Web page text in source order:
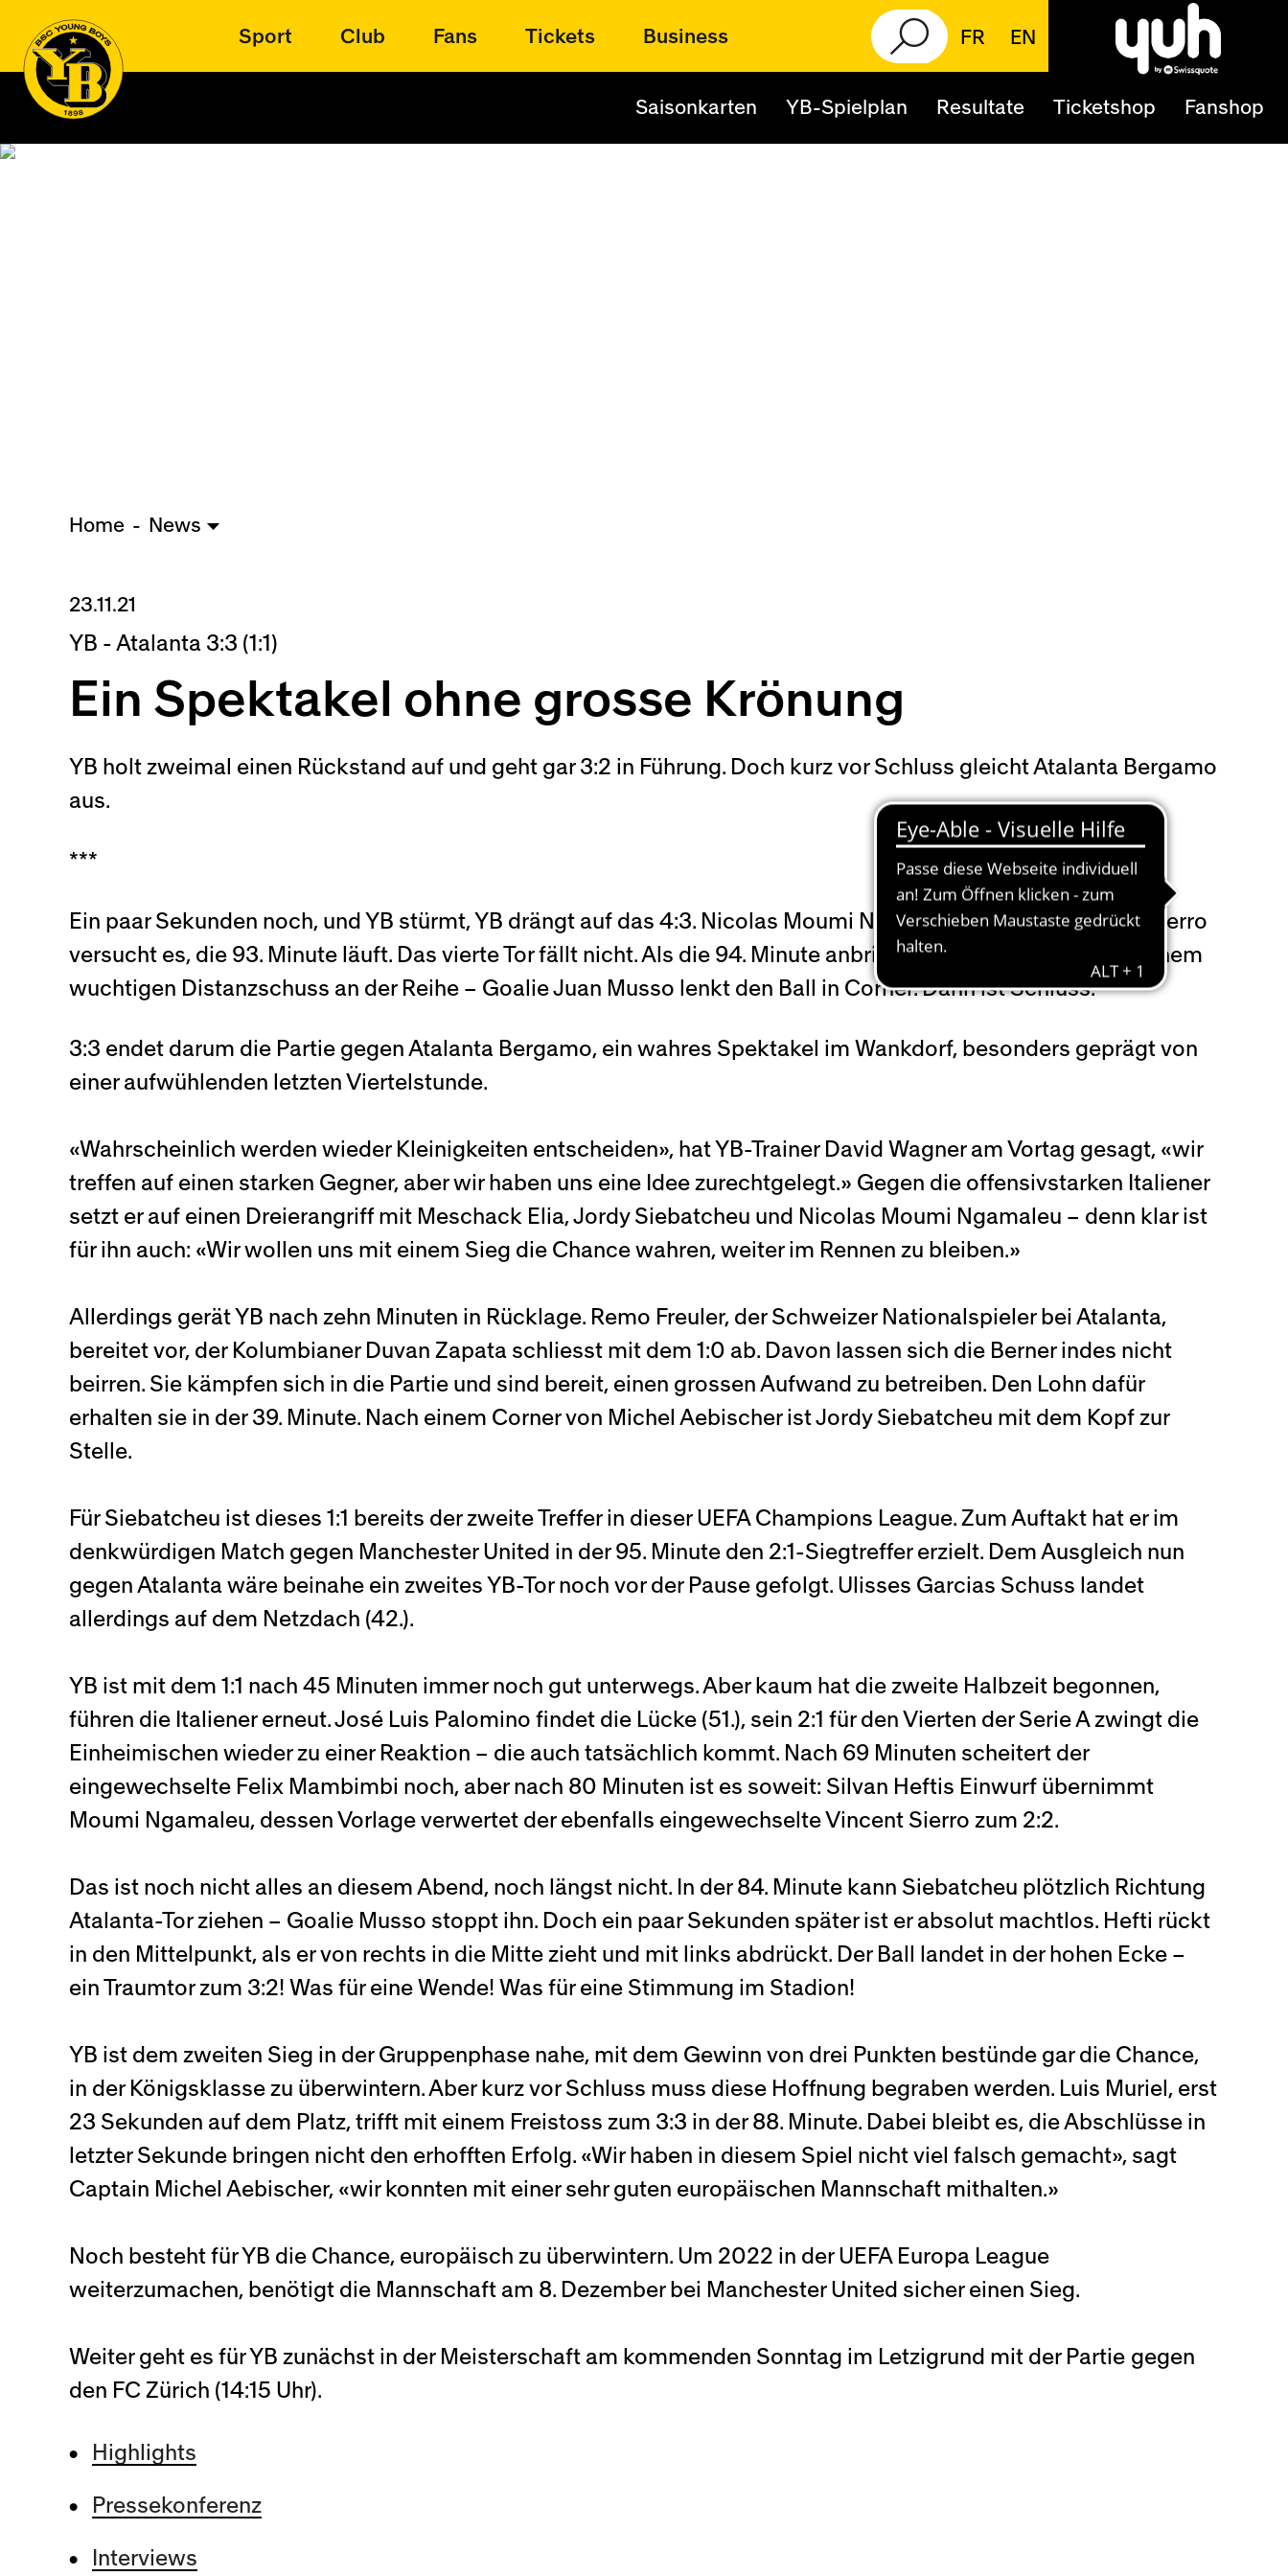
Sport Club Fans Tickets Business FR EN
Saisonkarten YB-Spielplan Resultate Ticketshop Fanshop
Home News
23.11.21
YB - Atalanta 3:3 (1:1)
Ein Spektakel ohne grosse Krönung
YB holt zweimal einen Rückstand auf und geht gar 3:2 in Führung. Doch kurz vor Schluss gleicht Atalanta Bergamo
aus.
***
Ein paar Sekunden noch, und YB stürmt, YB drängt auf das 4:3. Nicolas Moumi Ngamaleu schiesst, Vincent Sierro
versucht es, die 93. Minute läuft. Das vierte Tor fällt nicht. Als die 94. Minute anbricht, ist Sandro Lauper mit einem
wuchtigen Distanzschuss an der Reihe – Goalie Juan Musso lenkt den Ball in Corner. Dann ist Schluss.
3:3 endet darum die Partie gegen Atalanta Bergamo, ein wahres Spektakel im Wankdorf, besonders geprägt von
einer aufwühlenden letzten Viertelstunde.
«Wahrscheinlich werden wieder Kleinigkeiten entscheiden», hat YB-Trainer David Wagner am Vortag gesagt, «wir
treffen auf einen starken Gegner, aber wir haben uns eine Idee zurechtgelegt.» Gegen die offensivstarken Italiener
setzt er auf einen Dreierangriff mit Meschack Elia, Jordy Siebatcheu und Nicolas Moumi Ngamaleu – denn klar ist
für ihn auch: «Wir wollen uns mit einem Sieg die Chance wahren, weiter im Rennen zu bleiben.»
Allerdings gerät YB nach zehn Minuten in Rücklage. Remo Freuler, der Schweizer Nationalspieler bei Atalanta,
bereitet vor, der Kolumbianer Duvan Zapata schliesst mit dem 1:0 ab. Davon lassen sich die Berner indes nicht
beirren. Sie kämpfen sich in die Partie und sind bereit, einen grossen Aufwand zu betreiben. Den Lohn dafür
erhalten sie in der 39. Minute. Nach einem Corner von Michel Aebischer ist Jordy Siebatcheu mit dem Kopf zur
Stelle.
Für Siebatcheu ist dieses 1:1 bereits der zweite Treffer in dieser UEFA Champions League. Zum Auftakt hat er im
denkwürdigen Match gegen Manchester United in der 95. Minute den 2:1-Siegtreffer erzielt. Dem Ausgleich nun
gegen Atalanta wäre beinahe ein zweites YB-Tor noch vor der Pause gefolgt. Ulisses Garcias Schuss landet
allerdings auf dem Netzdach (42.).
YB ist mit dem 1:1 nach 45 Minuten immer noch gut unterwegs. Aber kaum hat die zweite Halbzeit begonnen,
führen die Italiener erneut. José Luis Palomino findet die Lücke (51.), sein 2:1 für den Vierten der Serie A zwingt die
Einheimischen wieder zu einer Reaktion – die auch tatsächlich kommt. Nach 69 Minuten scheitert der
eingewechselte Felix Mambimbi noch, aber nach 80 Minuten ist es soweit: Silvan Heftis Einwurf übernimmt
Moumi Ngamaleu, dessen Vorlage verwertet der ebenfalls eingewechselte Vincent Sierro zum 2:2.
Das ist noch nicht alles an diesem Abend, noch längst nicht. In der 84. Minute kann Siebatcheu plötzlich Richtung
Atalanta-Tor ziehen – Goalie Musso stoppt ihn. Doch ein paar Sekunden später ist er absolut machtlos. Hefti rückt
in den Mittelpunkt, als er von rechts in die Mitte zieht und mit links abdrückt. Der Ball landet in der hohen Ecke –
ein Traumtor zum 3:2! Was für eine Wende! Was für eine Stimmung im Stadion!
YB ist dem zweiten Sieg in der Gruppenphase nahe, mit dem Gewinn von drei Punkten bestünde gar die Chance,
in der Königsklasse zu überwintern. Aber kurz vor Schluss muss diese Hoffnung begraben werden. Luis Muriel, erst
23 Sekunden auf dem Platz, trifft mit einem Freistoss zum 3:3 in der 88. Minute. Dabei bleibt es, die Abschlüsse in
letzter Sekunde bringen nicht den erhofften Erfolg. «Wir haben in diesem Spiel nicht viel falsch gemacht», sagt
Captain Michel Aebischer, «wir konnten mit einer sehr guten europäischen Mannschaft mithalten.»
Noch besteht für YB die Chance, europäisch zu überwintern. Um 2022 in der UEFA Europa League
weiterzumachen, benötigt die Mannschaft am 8. Dezember bei Manchester United sicher einen Sieg.
Weiter geht es für YB zunächst in der Meisterschaft am kommenden Sonntag im Letzigrund mit der Partie gegen
den FC Zürich (14:15 Uhr).
Highlights
Pressekonferenz
Interviews